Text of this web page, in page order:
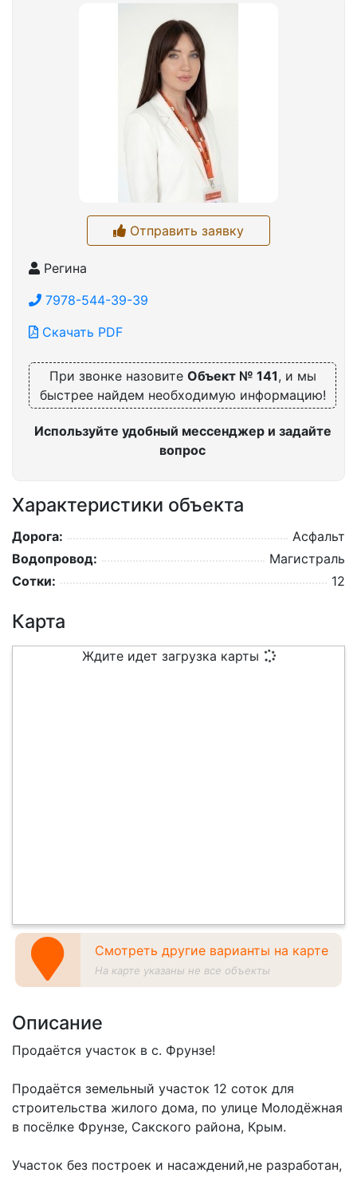
Отправить заявку
Регина
7978-544-39-39
Скачать PDF
При звонке назовите Объект № 141, и мы
быстрее найдем необходимую информацию!
Используйте удобный мессенджер и задайте
вопрос
Характеристики объекта
Дорога:
Асфальт
Водопровод:
Магистраль
Сотки:
12
Карта
Ждите идет загрузка карты
Смотреть другие варианты на карте
На карте указаны не все объекты
Описание
Продаётся участок в с. Фрунзе!
Продаётся земельный участок 12 соток для
строительства жилого дома, по улице Молодёжная
в посёлке Фрунзе, Сакского района, Крым.
Участок без построек и насаждений,не разработан,